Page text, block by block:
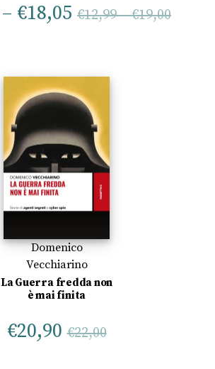
– €18,05 €12,99–€19,00
Domenico
Vecchiarino
La Guerra fredda non
è mai finita
€20,90 €22,00